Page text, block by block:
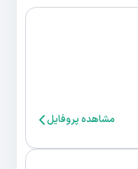
مشاهده پروفایل